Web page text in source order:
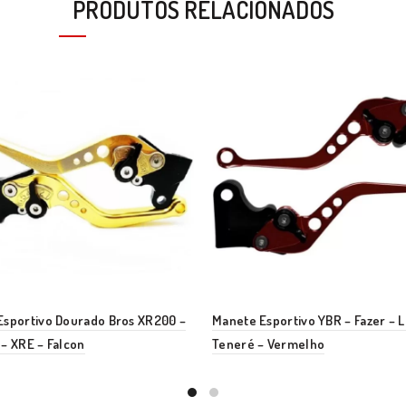
PRODUTOS RELACIONADOS
Dourado Bros XR200 –
XRE – Falcon
Manete Esportivo YBR – Fazer –
Teneré – Vermelho